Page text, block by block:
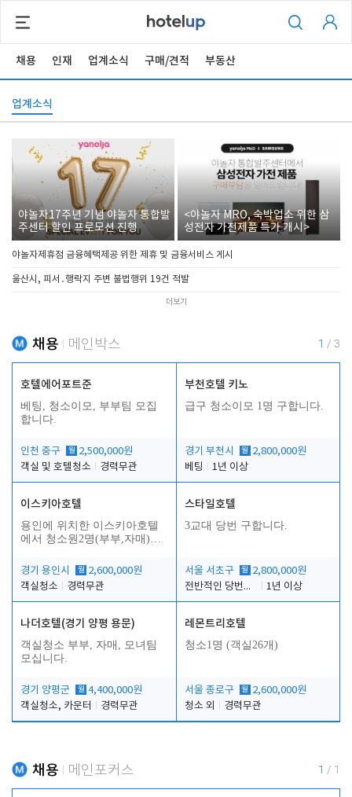
채용 인재 업계소식 구매/견적 부동산
업계소식
야놀자17주년 기념 야놀자 통합발
주센터 할인 프로모션 진행
<야놀자 MRO, 숙박업소 위한 삼
성전자 가전제품 특가 개시>
야놀자제휴점 금융혜택제공 위한 제휴 및 금융서비스 게시
울산시, 피서․행락지 주변 불법행위 19건 적발
더보기
채용 메인박스 1 / 3
호텔에어포트준
베팅, 청소이모, 부부팀 모집
합니다.
인천 중구 월 2,500,000원
객실 및 호텔청소
경력무관
부천호텔 키노
급구 청소이모 1명 구합니다.
경기 부천시 월 2,800,000원
베팅
1년 이상
이스키아호텔
용인에 위치한 이스키아호텔
에서 청소원2명(부부,자매)을
경기 용인시
월 2,600,000원
객실청소
경력무관
스타일호텔
3교대 당번 구합니다.
서울 서초구 월 2,800,000원
전반적인 당번업무
1년 이상
나더호텔(경기 양평 용문)
객실청소 부부, 자매, 모녀팀
모십니다.
경기 양평군 월 4,400,000원
객실청소, 카운터
경력무관
레몬트리호텔
청소1명 (객실26개)
서울 종로구 월 2,600,000원
청소 외
경력무관
채용 메인포커스 1 / 1